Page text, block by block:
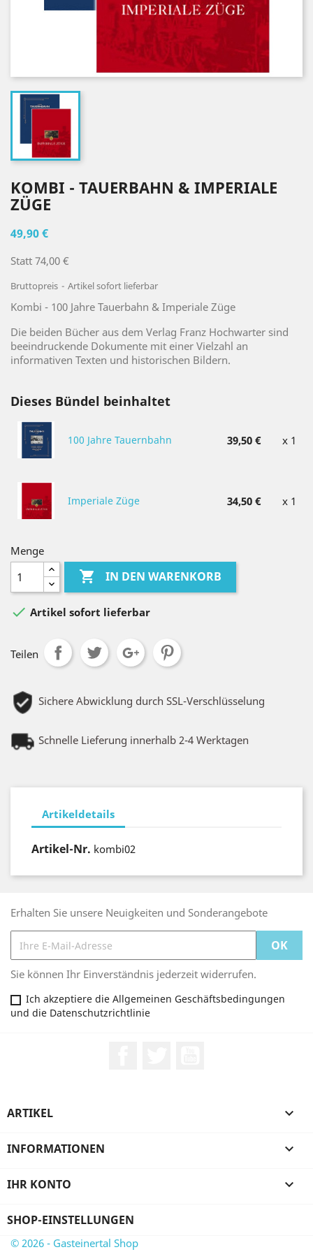
KOMBI - TAUERBAHN & IMPERIALE
ZÜGE
49,90 €
Statt 74,00 €
Bruttopreis Artikel sofort lieferbar
Kombi - 100 Jahre Tauerbahn & Imperiale Züge
Die beiden Bücher aus dem Verlag Franz Hochwarter sind
beeindruckende Dokumente mit einer Vielzahl an
informativen Texten und historischen Bildern.
Dieses Bündel beinhaltet
100 Jahre Tauernbahn 39,50 € x 1
Imperiale Züge 34,50 € x 1
Menge
 IN DEN WARENKORB
 Artikel sofort lieferbar
Teilen
Sichere Abwicklung durch SSL-Verschlüsselung
Schnelle Lieferung innerhalb 2-4 Werktagen
Artikeldetails
Artikel-Nr. kombi02
Erhalten Sie unsere Neuigkeiten und Sonderangebote
Sie können Ihr Einverständnis jederzeit widerrufen.
Ich akzeptiere die Allgemeinen Geschäftsbedingungen
und die Datenschutzrichtlinie
ARTIKEL 
INFORMATIONEN 
IHR KONTO 
SHOP-EINSTELLUNGEN
© 2026 - Gasteinertal Shop